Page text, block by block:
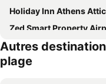
Holiday Inn Athens Attica Av. Airport West
Zed Smart Property Airport by
Mati Hotel
Kiani Akti
Autres
plage